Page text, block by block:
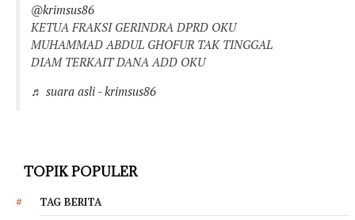
@krimsus86
KETUA FRAKSI GERINDRA DPRD OKU
MUHAMMAD ABDUL GHOFUR TAK TINGGAL
DIAM TERKAIT DANA ADD OKU
♬ suara asli - krimsus86
TOPIK POPULER
TAG BERITA